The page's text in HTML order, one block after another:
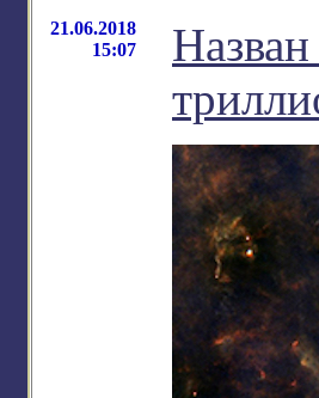
21.06.2018
15:07